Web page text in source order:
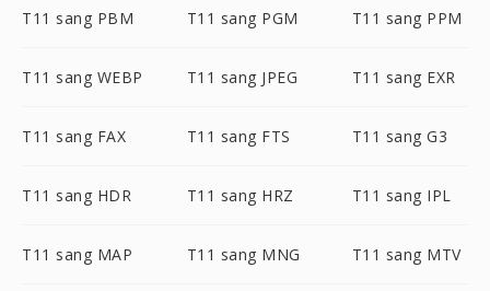
T11 sang PBM T11 sang PGM T11 sang PPM
T11 sang WEBP T11 sang JPEG T11 sang EXR
T11 sang FAX T11 sang FTS T11 sang G3
T11 sang HDR T11 sang HRZ T11 sang IPL
T11 sang MAP T11 sang MNG T11 sang MTV